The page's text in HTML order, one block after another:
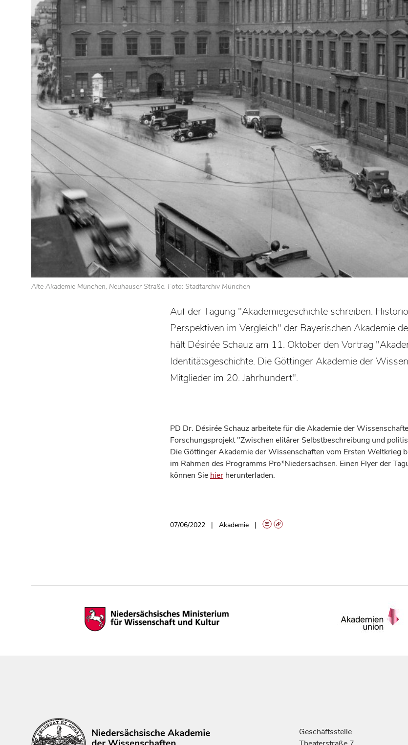
Alte Akademie München, Neuhauser Straße. Foto: Stadtarchiv München
Auf der Tagung "Akademiegeschichte schreiben.
Perspektiven im Vergleich" der Bayerischen Akademie
hält Désirée Schauz am 11. Oktober den Vortrag
Identitätsgeschichte. Die Göttinger Akademie der
Mitglieder im 20. Jahrhundert".
PD Dr. Désirée Schauz arbeitete für die Akademie der
Forschungsprojekt "Zwischen elitärer Selbstbeschreibung und
Die Göttinger Akademie der Wissenschaften vom Ersten Weltkrieg
im Rahmen des Programms Pro*Niedersachsen. Einen Flyer der
können Sie hier herunterladen.
07/06/2022 Akademie
Geschäftsstelle